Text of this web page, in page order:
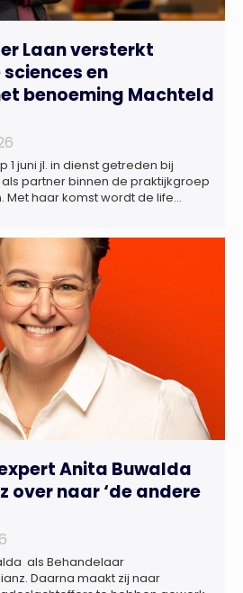
Laan versterkt
en
benoeming Machteld
1 juni jl. in dienst getreden bij
partner binnen de praktijkgroep
Met haar komst wordt de life
en internationale wet- en
de life sciences sector en de […]
Anita Buwalda
over naar ‘de andere
als Behandelaar
Daarna maakt zij naar